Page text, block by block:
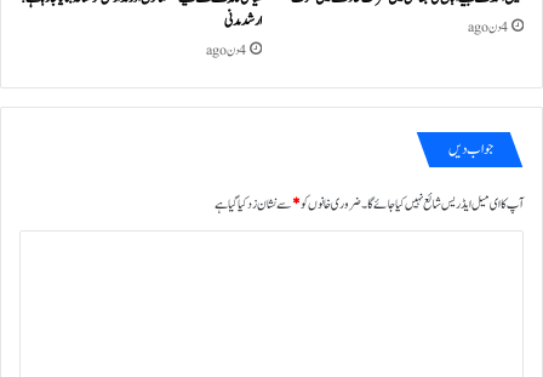
4 دن ago
ارشد مدنی
4 دن ago
جواب دیں
آپ کا ای میل ایڈریس شائع نہیں کیا جائے گا۔ضروری خانوں کو*سے نشان زد کیا گیا ہے